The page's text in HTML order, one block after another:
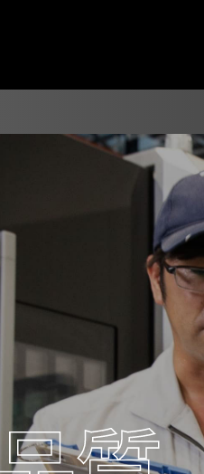
設
ものづく
技
カ
ものづく
新社屋紹
ー
お問い合
数字で
採用エント
設
ものづく
技
カ
ものづく
新社屋紹
ー
お問い合
数字で
採用エント